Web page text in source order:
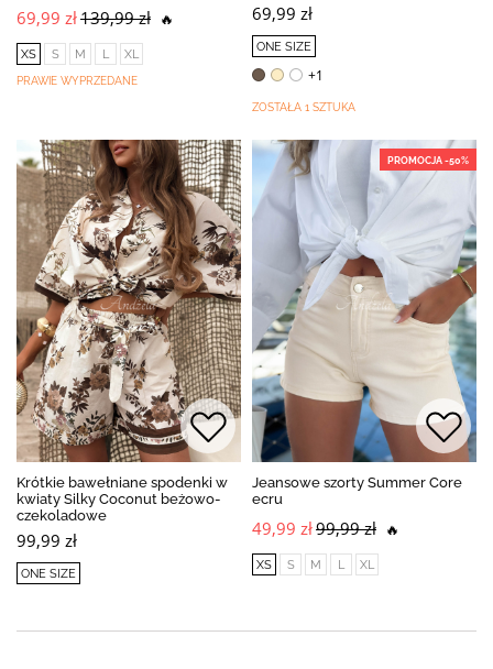
69,99 zł139,99 zł 🔥
XS S M L XL
PRAWIE WYPRZEDANE
69,99 zł
ONE SIZE
+1
ZOSTAŁA 1 SZTUKA
Krótkie bawełniane spodenki w
kwiaty Silky Coconut beżowo-
czekoladowe
99,99 zł
ONE SIZE
PROMOCJA -50%
Jeansowe szorty Summer Core
ecru
49,99 zł99,99 zł 🔥
XS S M L XL